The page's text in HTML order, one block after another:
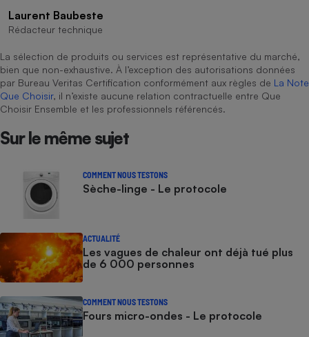
Laurent Baubeste
Rédacteur technique
La sélection de produits ou services est représentative du marché,
bien que non-exhaustive. À l’exception des autorisations données
par Bureau Veritas Certification conformément aux règles de La Note
Que Choisir, il n’existe aucune relation contractuelle entre Que
Choisir Ensemble et les professionnels référencés.
Sur le même sujet
COMMENT NOUS TESTONS
Sèche-linge - Le protocole
ACTUALITÉ
Les vagues de chaleur ont déjà tué plus
de 6 000 personnes
COMMENT NOUS TESTONS
Fours micro-ondes - Le protocole